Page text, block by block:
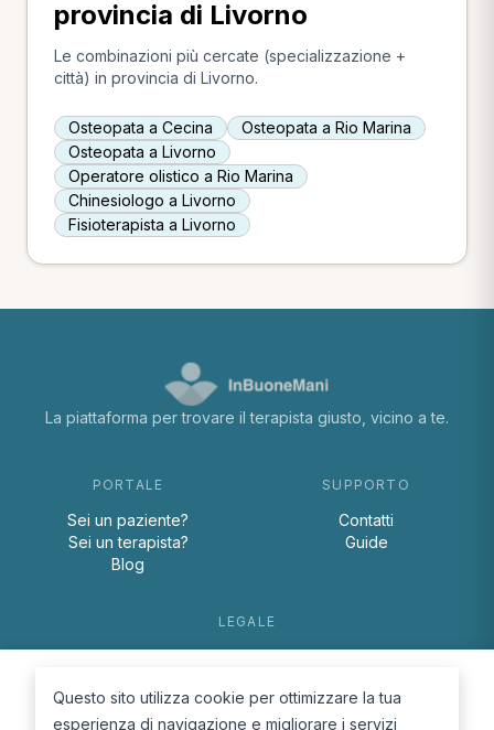
provincia di Livorno
Le combinazioni più cercate (specializzazione +
città) in provincia di Livorno.
Osteopata a Cecina
Osteopata a Rio Marina
Osteopata a Livorno
Operatore olistico a Rio Marina
Chinesiologo a Livorno
Fisioterapista a Livorno
La piattaforma per trovare il terapista giusto, vicino a te.
PORTALE
Sei un paziente?
Sei un terapista?
Blog
SUPPORTO
Contatti
Guide
LEGALE
Cookie Policy
Questo sito utilizza cookie per ottimizzare la tua
esperienza di navigazione e migliorare i servizi